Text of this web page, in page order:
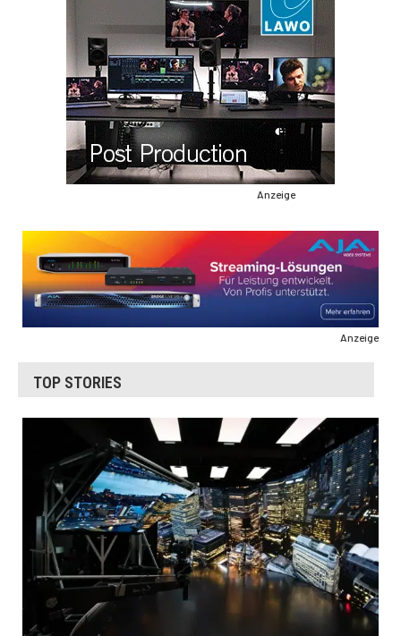
Anzeige
Anzeige
TOP STORIES